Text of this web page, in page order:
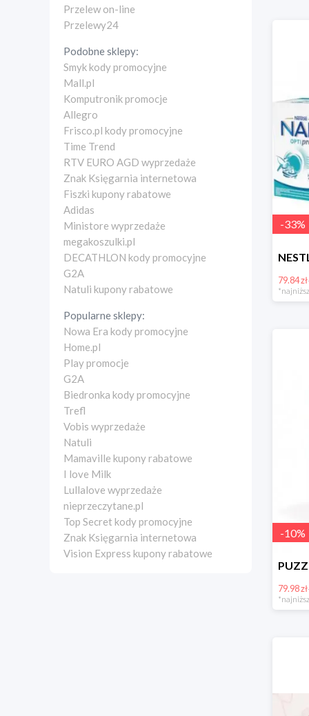
Przelew on-line
Przelewy24
Podobne sklepy:
Smyk kody promocyjne
Mall.pl
Komputronik promocje
Allegro
Frisco.pl kody promocyjne
Time Trend
RTV EURO AGD wyprzedaże
Znak Księgarnia internetowa
Fiszki kupony rabatowe
Adidas
Ministore wyprzedaże
megakoszulki.pl
DECATHLON kody promocyjne
G2A
Natuli kupony rabatowe
Popularne sklepy:
Nowa Era kody promocyjne
Home.pl
Play promocje
G2A
Biedronka kody promocyjne
Trefl
Vobis wyprzedaże
Natuli
Mamaville kupony rabatowe
I love Milk
Lullalove wyprzedaże
nieprzeczytane.pl
Top Secret kody promocyjne
Znak Księgarnia internetowa
Vision Express kupony rabatowe
-33%
79.84 zł
-10%
79.98 zł